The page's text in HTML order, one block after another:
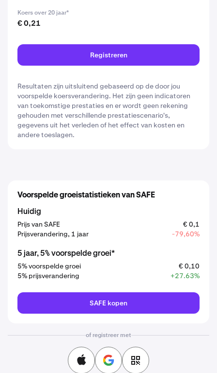
Koers over 20 jaar*
€ 0,21
Registreren
Resultaten zijn uitsluitend gebaseerd op de door jou
voorspelde koersverandering. Het zijn geen indicatoren
van toekomstige prestaties en er wordt geen rekening
gehouden met verschillende prestatiescenario's,
gegevens uit het verleden of het effect van kosten en
andere toeslagen.
Voorspelde groeistatistieken van SAFE
Huidig
Prijs van SAFE
€ 0,1
Prijsverandering, 1 jaar
-79,60%
5 jaar, 5% voorspelde groei*
5% voorspelde groei
€ 0,10
5% prijsverandering
+27.63%
SAFE kopen
of registreer met